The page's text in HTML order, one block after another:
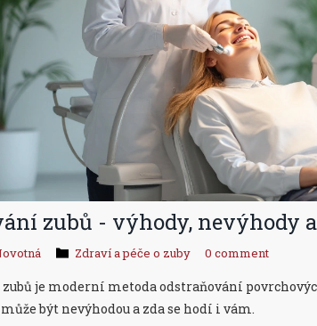
zubů - výhody, nevýhody
Zdraví a péče o zuby 0 comment
je moderní metoda odstraňování
být nevýhodou a zda se hodí i vám.